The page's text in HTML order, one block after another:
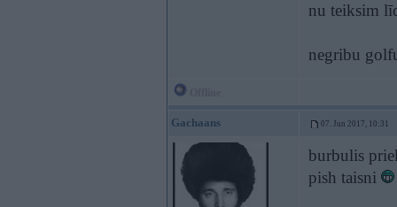
nu teiksim
negribu
Gachaans 07. Jun 2017, 10:31
burbulis
pish taisni